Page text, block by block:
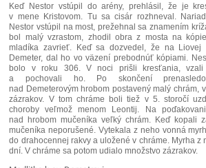
Keď Nestor vstúpil do arény, prehlásil, že je
v mene Kristovom. Tu sa cisár rozhneval.
Nestor vstúpil na most, prežehnal sa znamením
bol malý vzrastom, zhodil obra z mosta na
mladíka zavrieť. Keď sa dozvedel, že na
Demeter, dal ho vo väzení prebodnúť kópiami.
bolo v roku 306. V noci prišli kresťania, vzali
a pochovali ho. Po skončení
nad Demeterovým hrobom postavený malý chrám,
zázrakov. V tom chráme boli tiež v 5. storočí
choroby veľmož menom Leontij. Na
nad hrobom mučeníka veľký chrám. Keď kopali
mučeníka neporušené. Vytekala z neho vonná
do drahocennej rakvy a uložené v chráme. Myrha z
dní. V chráme sa potom udialo množstvo zázrakov.